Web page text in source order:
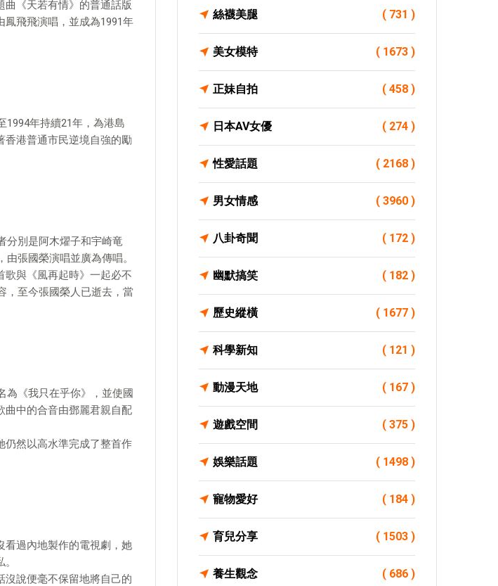
曲《天若有情》的普通話版
鳳飛飛演唱，並成為1991年
1994年持續21年，為港島
香港普通市民逆境自強的勵
分別是阿木燿子和宇崎竜
張國榮演唱並廣為傳唱。
歌與《風再起時》一起必不
，至今張國榮人已逝去，當
為《我只在乎你》，並使國
曲中的合音由鄧麗君親自配
仍然以高水準完成了整首作
看過內地製作的電視劇，她
沒說便毫不保留地將自己的
絲襪美腿 ( 731 )
美女模特 ( 1673 )
正妹自拍 ( 458 )
日本AV女優 ( 274 )
性愛話題 ( 2168 )
男女情感 ( 3960 )
八卦奇聞 ( 172 )
幽默搞笑 ( 182 )
歷史縱橫 ( 1677 )
科學新知 ( 121 )
動漫天地 ( 167 )
遊戲空間 ( 375 )
娛樂話題 ( 1498 )
寵物愛好 ( 184 )
育兒分享 ( 1503 )
養生觀念 ( 686 )